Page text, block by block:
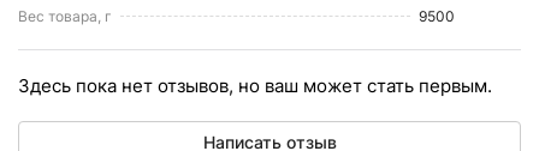
Вес товара, г 9500
Здесь пока нет отзывов, но ваш может стать первым.
Написать отзыв